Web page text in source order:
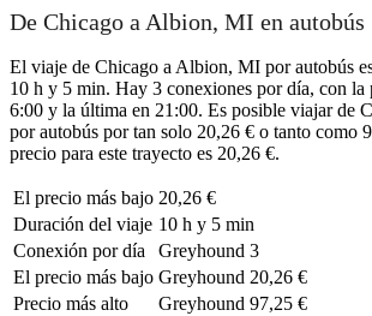
De Chicago a Albion, MI en autobús
El viaje de Chicago a Albion, MI por autobús
10 h y 5 min. Hay 3 conexiones por día, con la
6:00 y la última en 21:00. Es posible viajar de
por autobús por tan solo 20,26 € o tanto como
precio para este trayecto es 20,26 €.
El precio más bajo 20,26 €
Duración del viaje 10 h y 5 min
Conexión por día
Greyhound 3
El precio más bajo Greyhound 20,26 €
Precio más alto
Greyhound 97,25 €